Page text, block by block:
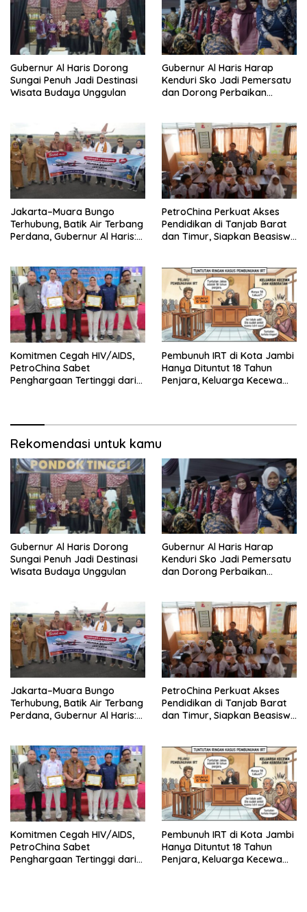
Gubernur Al Haris Dorong
Sungai Penuh Jadi Destinasi
Wisata Budaya Unggulan
Gubernur Al Haris Harap
Kenduri Sko Jadi Pemersatu
dan Dorong Perbaikan
Jakarta–Muara Bungo
Terhubung, Batik Air Terbang
Perdana, Gubernur Al Haris:
PetroChina Perkuat Akses
Pendidikan di Tanjab Barat
dan Timur, Siapkan Beasiswa
Komitmen Cegah HIV/AIDS,
PetroChina Sabet
Penghargaan Tertinggi dari
Pembunuh IRT di Kota Jambi
Hanya Dituntut 18 Tahun
Penjara, Keluarga Kecewa
Rekomendasi untuk kamu
Gubernur Al Haris Dorong
Sungai Penuh Jadi Destinasi
Wisata Budaya Unggulan
Gubernur Al Haris Harap
Kenduri Sko Jadi Pemersatu
dan Dorong Perbaikan
Jakarta–Muara Bungo
Terhubung, Batik Air Terbang
Perdana, Gubernur Al Haris:
PetroChina Perkuat Akses
Pendidikan di Tanjab Barat
dan Timur, Siapkan Beasiswa
Komitmen Cegah HIV/AIDS,
PetroChina Sabet
Penghargaan Tertinggi dari
Pembunuh IRT di Kota Jambi
Hanya Dituntut 18 Tahun
Penjara, Keluarga Kecewa